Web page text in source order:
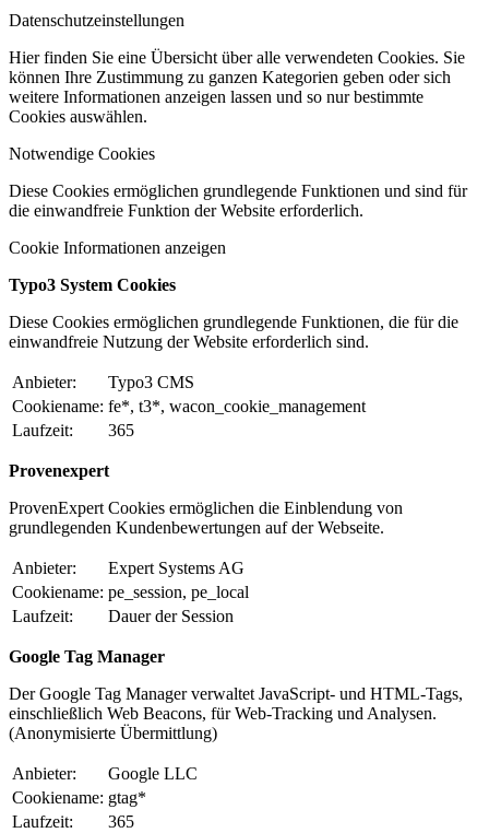
Datenschutzeinstellungen
Hier finden Sie eine Übersicht über alle verwendeten Cookies. Sie
können Ihre Zustimmung zu ganzen Kategorien geben oder sich
weitere Informationen anzeigen lassen und so nur bestimmte
Cookies auswählen.
Notwendige Cookies
Diese Cookies ermöglichen grundlegende Funktionen und sind für
die einwandfreie Funktion der Website erforderlich.
Cookie Informationen anzeigen
Typo3 System Cookies
Diese Cookies ermöglichen grundlegende Funktionen, die für die
einwandfreie Nutzung der Website erforderlich sind.
Anbieter:
Typo3 CMS
Cookiename: fe*, t3*, wacon_cookie_management
Laufzeit:
365
Provenexpert
ProvenExpert Cookies ermöglichen die Einblendung von
grundlegenden Kundenbewertungen auf der Webseite.
Anbieter:
Expert Systems AG
Cookiename: pe_session, pe_local
Laufzeit:
Dauer der Session
Google Tag Manager
Der Google Tag Manager verwaltet JavaScript- und HTML-Tags,
einschließlich Web Beacons, für Web-Tracking und Analysen.
(Anonymisierte Übermittlung)
Anbieter:
Google LLC
Cookiename: gtag*
Laufzeit:
365